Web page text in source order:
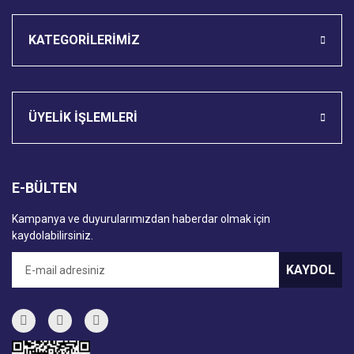
KATEGORİLERİMİZ
ÜYELİK İŞLEMLERİ
E-BÜLTEN
Kampanya ve duyurularımızdan haberdar olmak için
kaydolabilirsiniz.
KAYDOL